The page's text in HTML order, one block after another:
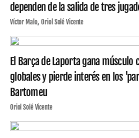
dependen de la salida de tres
Víctor Malo Oriol Solé Vicente
El Barça de Laporta gana músculo
globales y pierde interés en los
Bartomeu
Oriol Solé Vicente